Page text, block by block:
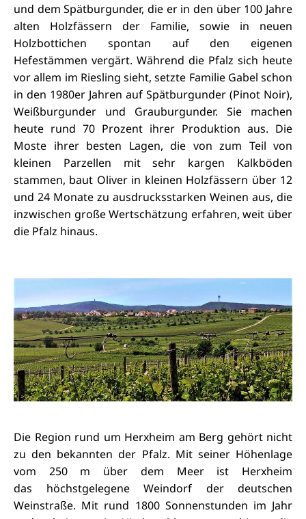
und dem Spätburgunder, die er in den über 100 Jahre
alten Holzfässern der Familie, sowie in neuen
Holzbottichen spontan auf den eigenen
Hefestämmen vergärt. Während die Pfalz sich heute
vor allem im Riesling sieht, setzte Familie Gabel schon
in den 1980er Jahren auf Spätburgunder (Pinot Noir),
Weißburgunder und Grauburgunder. Sie machen
heute rund 70 Prozent ihrer Produktion aus. Die
Moste ihrer besten Lagen, die von zum Teil von
kleinen Parzellen mit sehr kargen Kalkböden
stammen, baut Oliver in kleinen Holzfässern über 12
und 24 Monate zu ausdrucksstarken Weinen aus, die
inzwischen große Wertschätzung erfahren, weit über
die Pfalz hinaus.
Die Region rund um Herxheim am Berg gehört nicht
zu den bekannten der Pfalz. Mit seiner Höhenlage
vom 250 m über dem Meer ist Herxheim
das höchstgelegene Weindorf der deutschen
Weinstraße. Mit rund 1800 Sonnenstunden im Jahr